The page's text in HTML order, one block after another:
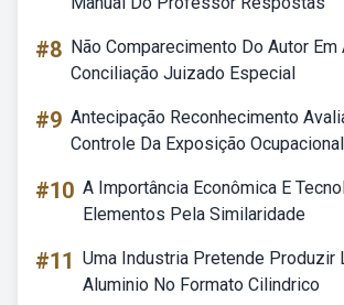
#8 Não Comparecimento Do Autor Em
Conciliação Juizado Especial
#9 Antecipação Reconhecimento
Controle Da Exposição Ocupacional
#10 A Importância Econômica E
Elementos Pela Similaridade
#11 Uma Industria Pretende Produzir
Aluminio No Formato Cilindrico